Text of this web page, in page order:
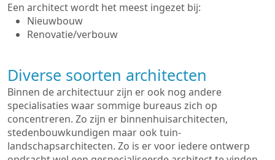
Een architect wordt het meest ingezet bij:
Nieuwbouw
Renovatie/verbouw
Diverse soorten architecten
Binnen de architectuur zijn er ook nog andere
specialisaties waar sommige bureaus zich op
concentreren. Zo zijn er binnenhuisarchitecten,
stedenbouwkundigen maar ook tuin-
landschapsarchitecten. Zo is er voor iedere ontwerp